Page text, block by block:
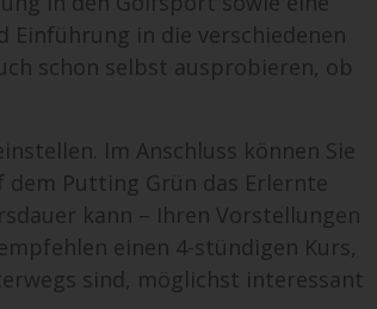
in die verschiedenen
schon selbst ausprobieren, ob
Im Anschluss können Sie
Putting Grün das Erlernte
kann – Ihren Vorstellungen
einen 4-stündigen Kurs,
sind, möglichst interessant